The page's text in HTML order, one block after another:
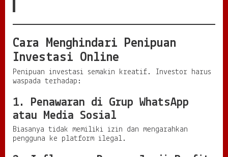
Cara Menghindari Penipuan
Investasi Online
Penipuan investasi semakin kreatif. Investor harus
waspada terhadap:
1. Penawaran di Grup WhatsApp
atau Media Sosial
Biasanya tidak memiliki izin dan mengarahkan
pengguna ke platform ilegal.